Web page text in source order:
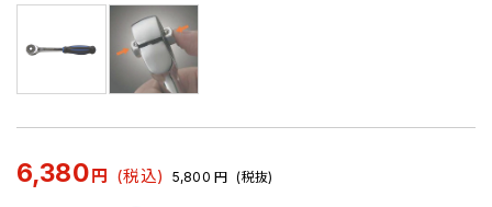
6,380 円 (税込) 5,800 円 (税抜)